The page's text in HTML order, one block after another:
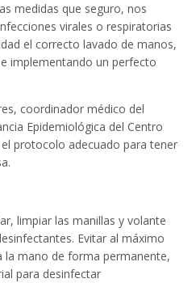
medidas que seguro, nos
virales o respiratorias
el correcto lavado de manos,
implementando un perfecto
coordinador médico del
Epidemiológica del Centro
protocolo adecuado para tener
limpiar las manillas y volante
Evitar al máximo
la mano de forma permanente,
para desinfectar